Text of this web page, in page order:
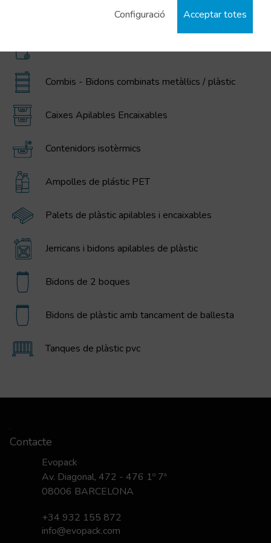
Contenidors plegables gran volum MAGNUM
Contenidors escombraries i residus
Combis - Bidons combinats metàl·lics / plàstic
Caixes Apilables Encaixables
Contenidors isotèrmics
Ampolles de plástic PET
Palets de plàstic apilables i encaixables
Jerricans i bidons apilables de plàstic
Bidons de 2 boques
Bidons de plàstic amb tancament de ballesta
Tanques de plàstic pvc
Contacte
Evopack
Av. Diagonal, 472 - 476 1º 7ª
08006 BARCELONA
+34 932 155 872
info@evopack.com
Acceptar totes
Configuració